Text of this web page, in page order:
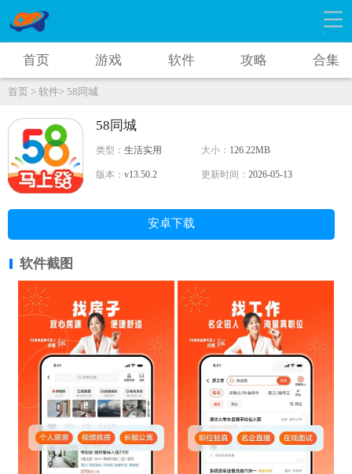
首页 游戏 软件 攻略 合集
首页 > 软件> 58同城
58同城
类型：生活实用 大小： 126.22MB
版本：v13.50.2 更新时间： 2026-05-13
安卓下载
软件截图